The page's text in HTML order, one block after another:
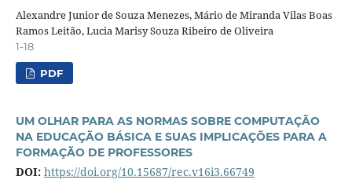
Alexandre Junior de Souza Menezes, Mário de Miranda Vilas Boas
Ramos Leitão, Lucia Marisy Souza Ribeiro de Oliveira
1-18
PDF
UM OLHAR PARA AS NORMAS SOBRE COMPUTAÇÃO
NA EDUCAÇÃO BÁSICA E SUAS IMPLICAÇÕES PARA A
FORMAÇÃO DE PROFESSORES
DOI: https://doi.org/10.15687/rec.v16i3.66749